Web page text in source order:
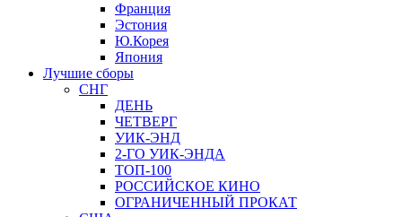
Франция
Эстония
Ю.Корея
Япония
Лучшие сборы
СНГ
ДЕНЬ
ЧЕТВЕРГ
УИК-ЭНД
2-ГО УИК-ЭНДА
ТОП-100
РОССИЙСКОЕ КИНО
ОГРАНИЧЕННЫЙ ПРОКАТ